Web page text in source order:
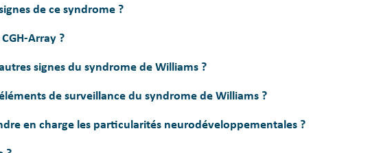
de ce syndrome ?
Array ?
signes du syndrome de Williams ?
de surveillance du syndrome de Williams ?
en charge les particularités neurodéveloppementales ?